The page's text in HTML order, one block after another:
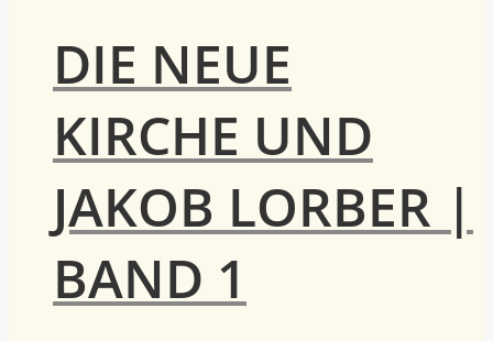
DIE NEUE
KIRCHE UND
JAKOB LORBER |
BAND 1